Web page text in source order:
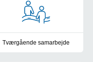
Tværgående samarbejde